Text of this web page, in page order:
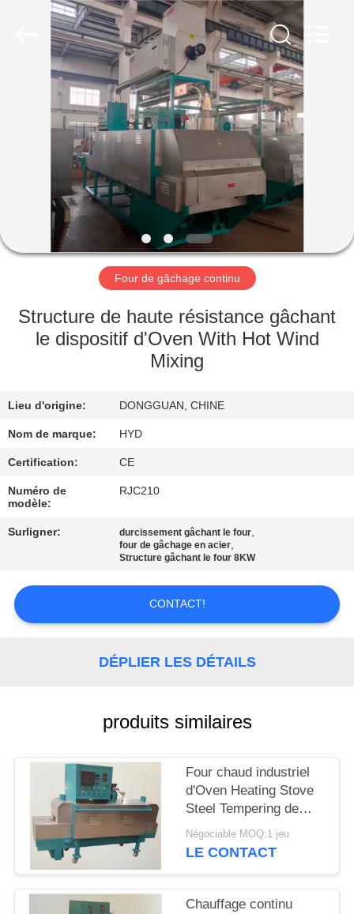
MAISON
PRODUITS
SUJET
DE
NOUS
VISITE
D'USINE
DE
QUALITÉ
CONTACTEZ-
NOUS
NOUVELLES
DEMANDEZ
CITATION
SITE
PRIVACY
POLICY
Four de gâchage continu
Structure de haute résistance gâchant
le dispositif d'Oven With Hot Wind
Mixing
Lieu d'origine: DONGGUAN, CHINE
Nom de marque: HYD
Certification: CE
Numéro de
modèle:
RJC210
Surligner: durcissement gâchant le four,
four de gâchage en acier,
Structure gâchant le four 8KW
CONTACT!
DÉPLIER LES DÉTAILS
produits similaires
Four chaud industriel
d'Oven Heating Stove
Steel Tempering de
ressort de vent
Négociable MOQ:1 jeu
LE CONTACT
Chauffage continu